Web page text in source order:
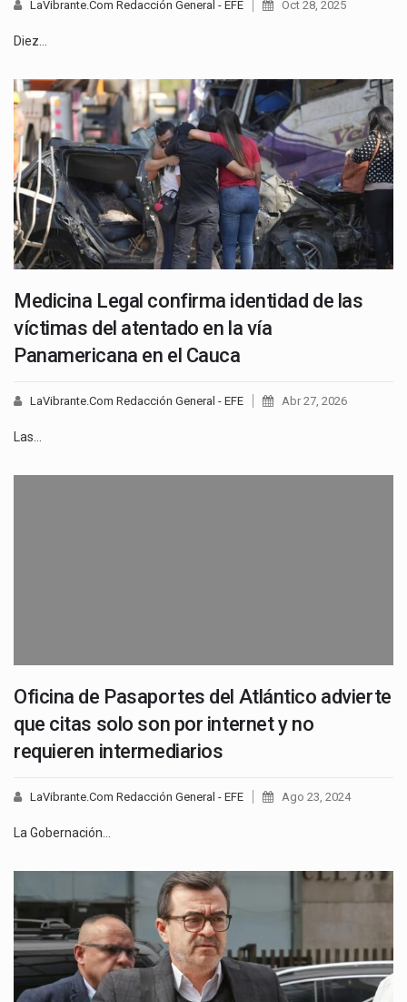
LaVibrante.Com Redacción General - EFE Oct 28, 2025
Diez…
Medicina Legal confirma identidad de las
víctimas del atentado en la vía
Panamericana en el Cauca
LaVibrante.Com Redacción General - EFE Abr 27, 2026
Las…
Oficina de Pasaportes del Atlántico advierte
que citas solo son por internet y no
requieren intermediarios
LaVibrante.Com Redacción General - EFE Ago 23, 2024
La Gobernación…